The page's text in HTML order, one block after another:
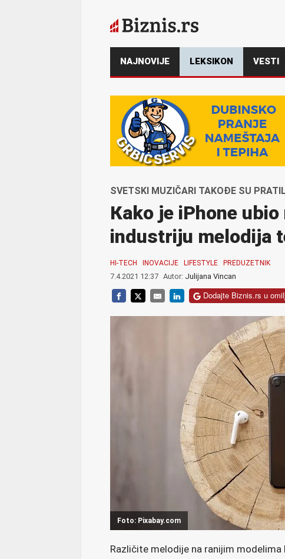
NAJNOVIJE LEKSIKON VESTI
SVETSKI MUZIČARI TAKOĐE SU
Кako je iPhone
industriju melodija
HI-TECH INOVACIJE LIFESTYLE PREDUZETNIK
7.4.2021 12:37 Autor: Julijana Vincan
Dodajte Biznis.rs u
Foto: Pixabay.com
Različite melodije na ranijim